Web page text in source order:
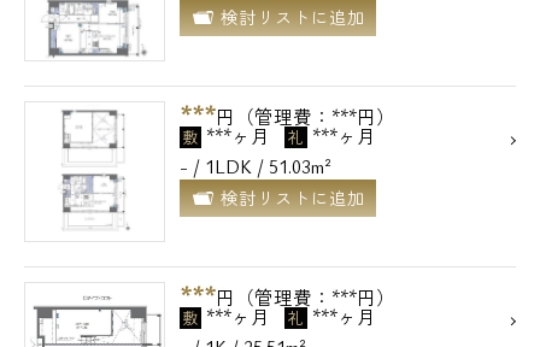
検討リストに追加
***円（管理費：***円）
敷 ***ヶ月 礼 ***ヶ月
- / 1LDK / 51.03m²
検討リストに追加
***円（管理費：***円）
敷 ***ヶ月 礼 ***ヶ月